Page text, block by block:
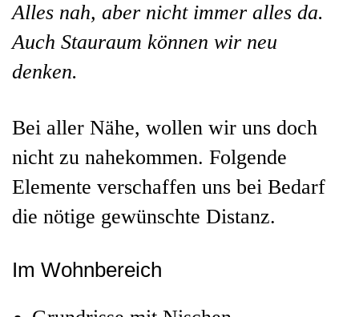
Alles nah, aber nicht immer alles da.
Auch Stauraum können wir neu
denken.
Bei aller Nähe, wollen wir uns doch
nicht zu nahekommen. Folgende
Elemente verschaffen uns bei Bedarf
die nötige gewünschte Distanz.
Im Wohnbereich